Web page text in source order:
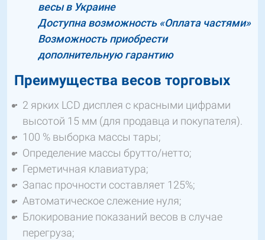
весы в Украине
Доступна возможность «Оплата частями»
Возможность приобрести
дополнительную гарантию
Преимущества весов торговых
2 ярких LCD дисплея с красными цифрами
высотой 15 мм (для продавца и покупателя).
100 % выборка массы тары;
Определение массы брутто/нетто;
Герметичная клавиатура;
Запас прочности составляет 125%;
Автоматическое слежение нуля;
Блокирование показаний весов в случае
перегруза;